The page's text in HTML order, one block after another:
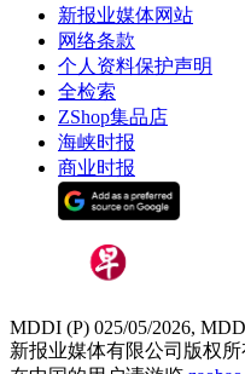
新报业媒体网站
网络条款
个人资料保护声明
全检索
ZShop集品店
海峡时报
商业时报
MDDI (P) 025/05/2026,
新报业媒体有限公司版权所